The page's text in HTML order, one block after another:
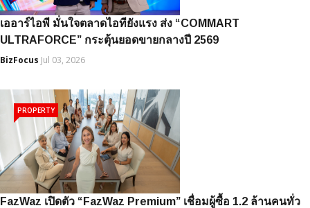
เออาร์ไอพี มั่นใจตลาดไอทียังแรง ส่ง “COMMART
ULTRAFORCE” กระตุ้นยอดขายกลางปี 2569
BizFocus Jul 03, 2026
FazWaz เปิดตัว “FazWaz Premium” เชื่อมผู้ซื้อ 1.2 ล้านคนทั่ว
PROPERTY